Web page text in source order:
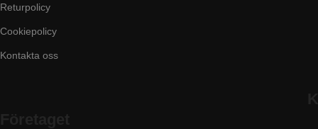
Returpolicy
Cookiepolicy
Kontakta oss